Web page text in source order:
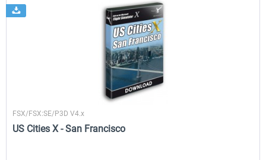
Aerosoft
FSX/FSX:SE/P3D V4.x
US Cities X - San Francisco